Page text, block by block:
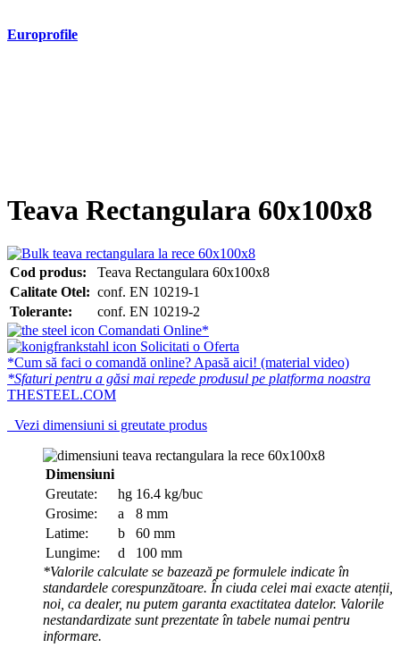
Europrofile
Teava Rectangulara 60x100x8
Cod produs:
Teava Rectangulara 60x100x8
Calitate Otel: conf. EN 10219-1
Tolerante:
conf. EN 10219-2
Comandati Online*
Solicitati o Oferta
*Cum să faci o comandă online? Apasă aici! (material video)
*Sfaturi pentru a găsi mai repede produsul pe platforma noastra
THESTEEL.COM
Vezi dimensiuni si greutate produs
Dimensiuni
Greutate:
hg 16.4 kg/buc
Grosime:
a
8 mm
Latime:
b
60 mm
Lungime:
d
100 mm
*Valorile calculate se bazează pe formulele indicate în
standardele corespunzătoare. În ciuda celei mai exacte atenții,
noi, ca dealer, nu putem garanta exactitatea datelor. Valorile
nestandardizate sunt prezentate în tabele numai pentru
informare.